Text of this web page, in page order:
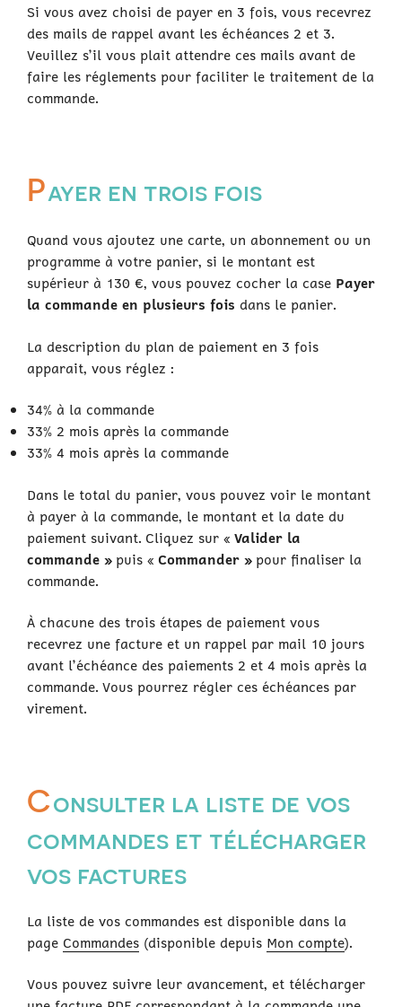
Si vous avez choisi de payer en 3 fois, vous recevrez
des mails de rappel avant les échéances 2 et 3.
Veuillez s’il vous plait attendre ces mails avant de
faire les réglements pour faciliter le traitement de la
commande.
Payer en trois fois
Quand vous ajoutez une carte, un abonnement ou un
programme à votre panier, si le montant est
supérieur à 130 €, vous pouvez cocher la case Payer
la commande en plusieurs fois dans le panier.
La description du plan de paiement en 3 fois
apparait, vous réglez :
34% à la commande
33% 2 mois après la commande
33% 4 mois après la commande
Dans le total du panier, vous pouvez voir le montant
à payer à la commande, le montant et la date du
paiement suivant. Cliquez sur « Valider la
commande »puis « Commander »pour finaliser la
commande.
À chacune des trois étapes de paiement vous
recevrez une facture et un rappel par mail 10 jours
avant l’échéance des paiements 2 et 4 mois après la
commande. Vous pourrez régler ces échéances par
virement.
Consulter la liste de vos
commandes et télécharger
vos factures
La liste de vos commandes est disponible dans la
page Commandes (disponible depuis Mon compte).
Vous pouvez suivre leur avancement, et télécharger